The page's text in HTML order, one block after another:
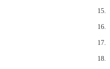
15.
16.
17.
18.